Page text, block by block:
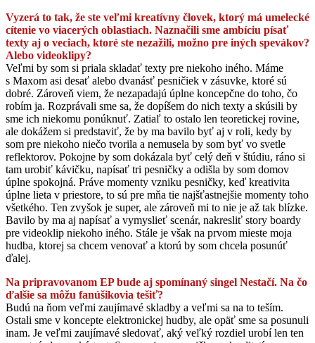
Vyzerá to tak, že ste veľmi kreatívny človek, ktorý má umelecké
cítenie vo viacerých oblastiach. Naznačili sme ambíciu písať
texty aj o veciach, ktoré ste nezažili, možno pre iných spevákov?
Alebo videoklipy?
Veľmi by som si priala skladať texty pre niekoho iného. Máme
s Maxom asi desať alebo dvanásť pesničiek v zásuvke, ktoré sú
dobré. Zároveň viem, že nezapadajú úplne koncepčne do toho, čo
robím ja. Rozprávali sme sa, že dopíšem do nich texty a skúsili by
sme ich niekomu ponúknuť. Zatiaľ to ostalo len teoretickej rovine,
ale dokážem si predstaviť, že by ma bavilo byť aj v roli, kedy by
som pre niekoho niečo tvorila a nemusela by som byť vo svetle
reflektorov. Pokojne by som dokázala byť celý deň v štúdiu, ráno si
tam urobiť kávičku, napísať tri pesničky a odišla by som domov
úplne spokojná. Práve momenty vzniku pesničky, keď kreativita
úplne lieta v priestore, to sú pre mňa tie najšťastnejšie momenty toho
všetkého. Ten zvyšok je super, ale zároveň mi to nie je až tak blízke.
Bavilo by ma aj napísať a vymyslieť scenár, nakresliť story boardy
pre videoklip niekoho iného. Stále je však na prvom mieste moja
hudba, ktorej sa chcem venovať a ktorú by som chcela posunúť
ďalej.
Na pripravovanom EP bude aj spomínaný singel Nestačí. Na čo
ďalšie sa môžu fanúšikovia tešiť?
Budú na ňom veľmi zaujímavé skladby a veľmi sa na to teším.
Ostali sme v koncepte elektronickej hudby, ale opäť sme sa posunuli
inam. Je veľmi zaujímavé sledovať, aký veľký rozdiel urobí len ten